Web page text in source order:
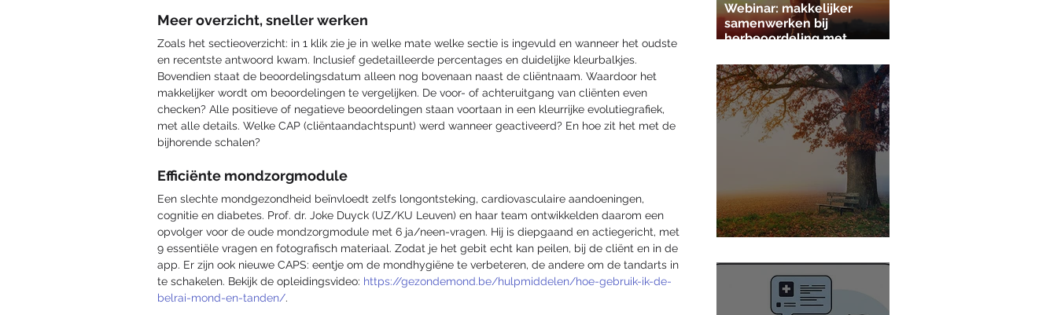
Meer overzicht, sneller werken
Zoals het sectieoverzicht: in 1 klik zie je in welke mate welke sectie is ingevuld en wanneer het oudste
en recentste antwoord kwam. Inclusief gedetailleerde percentages en duidelijke kleurbalkjes.
Bovendien staat de beoordelingsdatum alleen nog bovenaan naast de cliëntnaam. Waardoor het
makkelijker wordt om beoordelingen te vergelijken. De voor- of achteruitgang van cliënten even
checken? Alle positieve of negatieve beoordelingen staan voortaan in een kleurrijke evolutiegrafiek,
met alle details. Welke CAP (cliëntaandachtspunt) werd wanneer geactiveerd? En hoe zit het met de
bijhorende schalen?
Efficiënte mondzorgmodule
Een slechte mondgezondheid beïnvloedt zelfs longontsteking, cardiovasculaire aandoeningen,
cognitie en diabetes. Prof. dr. Joke Duyck (UZ/KU Leuven) en haar team ontwikkelden daarom een
opvolger voor de oude mondzorgmodule met 6 ja/neen-vragen. Hij is diepgaand en actiegericht, met
9 essentiële vragen en fotografisch materiaal. Zodat je het gebit echt kan peilen, bij de cliënt en in de
app. Er zijn ook nieuwe CAPS: eentje om de mondhygiëne te verbeteren, de andere om de tandarts in
te schakelen. Bekijk de opleidingsvideo: https://gezondemond.be/hulpmiddelen/hoe-gebruik-ik-de-
belrai-mond-en-tanden/.
Webinar: makkelijker
samenwerken bij
herbeoordeling met